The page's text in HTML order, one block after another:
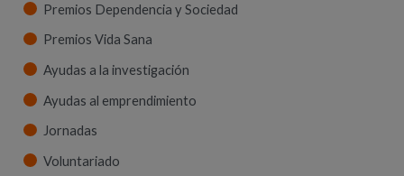
Premios Dependencia y Sociedad
Premios Vida Sana
Ayudas a la investigación
Ayudas al emprendimiento
Jornadas
Voluntariado